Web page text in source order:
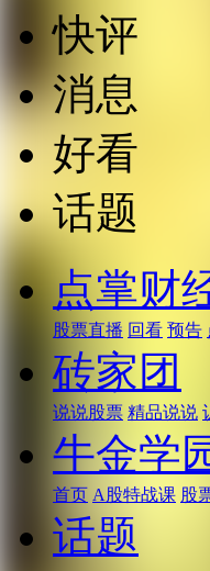
快评
消息
好看
话题
点掌财
股票直播 回看 预告
砖家团
说说股票 精品说说
牛金学
首页 A股特战课 股
话题